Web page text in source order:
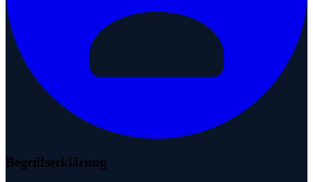
Begriffserklärung